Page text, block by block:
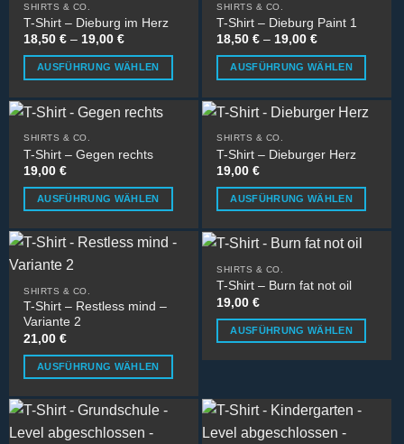
gewählt
werden
Varianten
auf.
Die
Optionen
auf
der
Produktseite
gewählt
werden
mehrere
Varianten
Die
können
Produktseite
gewählt
werden
SHIRTS & CO.
T-Shirt – Dieburg im Herz
18,50€ –19,00€
AUSFÜHRUNG WÄHLEN
Produkt
mehrere
Varianten
Die
können
auf
Produktseite
gewählt
werden
SHIRTS & CO.
T-Shirt – Dieburg Paint 1
18,50€ –19,00€
AUSFÜHRUNG WÄHLEN
Produkt
mehrere
Varianten
Die
können
der
Produktseite
gewählt
werden
SHIRTS & CO.
T-Shirt – Gegen rechts
19,00€
AUSFÜHRUNG WÄHLEN
Produkt
weist
Varianten
auf.
Die
Optionen
können
der
Produktseite
SHIRTS & CO.
T-Shirt – Dieburger Herz
19,00€
AUSFÜHRUNG WÄHLEN
Produkt
mehrere
Varianten
Die
der
Produktseite
SHIRTS & CO.
T-Shirt – Restless mind –
Variante 2
21,00€
AUSFÜHRUNG WÄHLEN
Produkt
weist
SHIRTS & CO.
T-Shirt – Burn fat not oil
19,00€
AUSFÜHRUNG WÄHLEN
mehrere
Varianten